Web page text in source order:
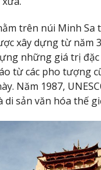
trên núi Minh Sa
xây dựng từ năm
những giá trị đặc
từ các pho tượng
Năm 1987,
di sản văn hóa thế